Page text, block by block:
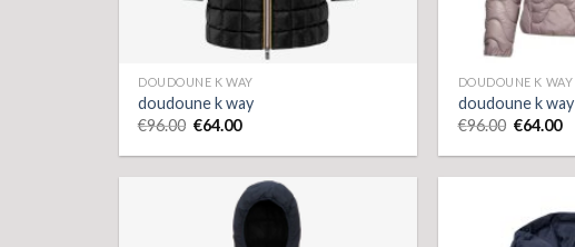
DOUDOUNE K WAY
doudoune k way
€96.00 €64.00
DOUDOUNE K WAY
doudoune k way
€96.00 €64.00